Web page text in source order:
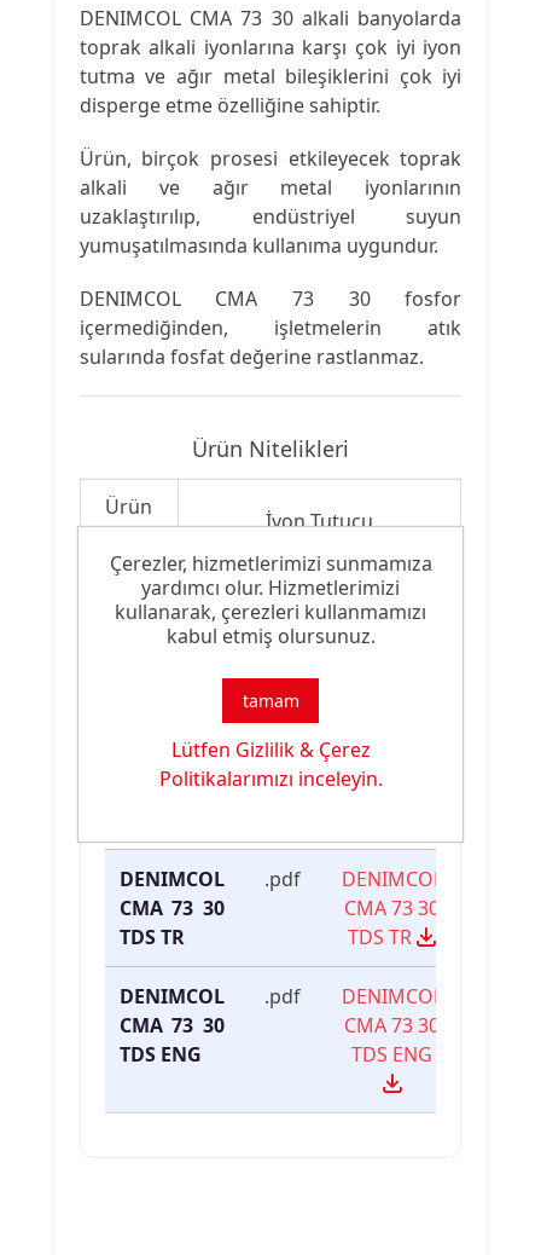
DENIMCOL CMA 73 30 alkali banyolarda
toprak alkali iyonlarına karşı çok iyi iyon
tutma ve ağır metal bileşiklerini çok iyi
disperge etme özelliğine sahiptir.
Ürün, birçok prosesi etkileyecek toprak
alkali ve ağır metal iyonlarının
uzaklaştırılıp, endüstriyel suyun
yumuşatılmasında kullanıma uygundur.
DENIMCOL CMA 73 30 fosfor
içermediğinden, işletmelerin atık
sularında fosfat değerine rastlanmaz.
Ürün Nitelikleri
Ürün
Tipi:
İyon Tutucu
Ürün
Özelliği:
Denim Yıkama Malzemesi
Ürün Dokümanları
Dosya
Dosya
İndirme
DENIMCOL
CMA 73 30
TDS TR
.pdf
DENIMCOL
CMA 73 30
TDS TR
DENIMCOL
CMA 73 30
TDS ENG
.pdf
DENIMCOL
CMA 73 30
TDS ENG
Çerezler, hizmetlerimizi sunmamıza
yardımcı olur. Hizmetlerimizi
kullanarak, çerezleri kullanmamızı
kabul etmiş olursunuz.
tamam
Lütfen Gizlilik & Çerez
Politikalarımızı inceleyin.